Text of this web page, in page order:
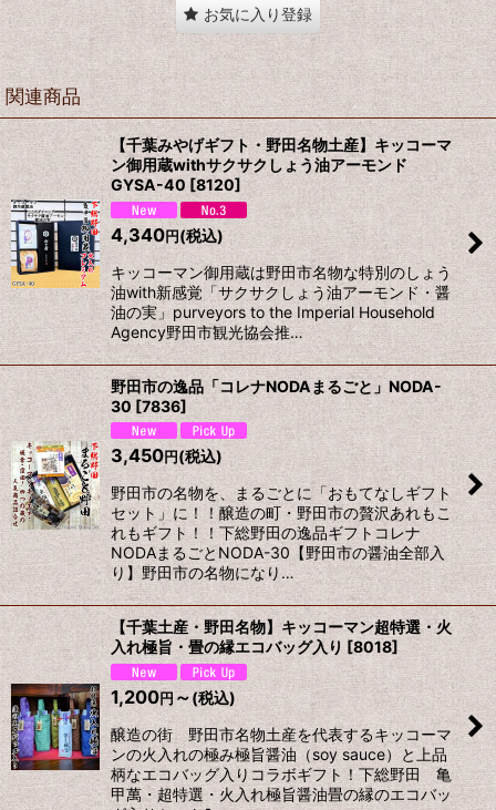
お気に入り登録
関連商品
【千葉みやげギフト・野田名物土産】キッコーマ
ン御用蔵withサクサクしょう油アーモンド
GYSA-40 [8120]
4,340円(税込)
キッコーマン御用蔵は野田市名物な特別のしょう
油with新感覚「サクサクしょう油アーモンド・醤
油の実」purveyors to the Imperial Household
Agency野田市観光協会推…
野田市の逸品「コレナNODAまるごと」NODA-
30 [7836]
3,450円 (税込)
野田市の名物を、まるごとに「おもてなしギフト
セット」に！！醸造の町・野田市の贅沢あれもこ
れもギフト！！下総野田の逸品ギフトコレナ
NODAまるごとNODA-30【野田市の醤油全部入
り】野田市の名物になり…
【千葉土産・野田名物】キッコーマン超特選・火
入れ極旨・畳の縁エコバッグ入り [8018]
1,200円 ～(税込)
醸造の街 野田市名物土産を代表するキッコーマ
ンの火入れの極み極旨醤油（soy sauce）と上品
柄なエコバッグ入りコラボギフト！下総野田 亀
甲萬・超特選・火入れ極旨醤油畳の縁のエコバッ